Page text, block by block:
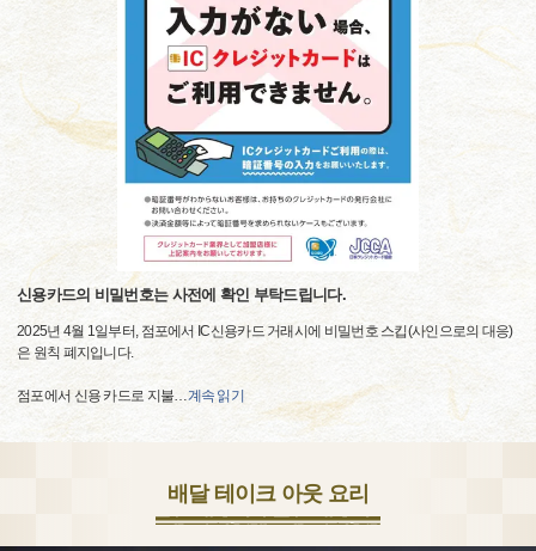
신용카드의 비밀번호는 사전에 확인 부탁드립니다.
2025년 4월 1일부터, 점포에서 IC신용카드 거래시에 비밀번호 스킵(사인으로의 대응)
은 원칙 폐지입니다.
점포에서 신용 카드로 지불…계속 읽기
배달 테이크 아웃 요리